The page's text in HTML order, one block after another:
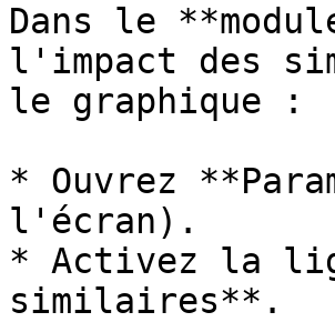
Dans le
l'impact des
le graphique :
* Ouvrez
l'écran).
* Activez la
similaires**.